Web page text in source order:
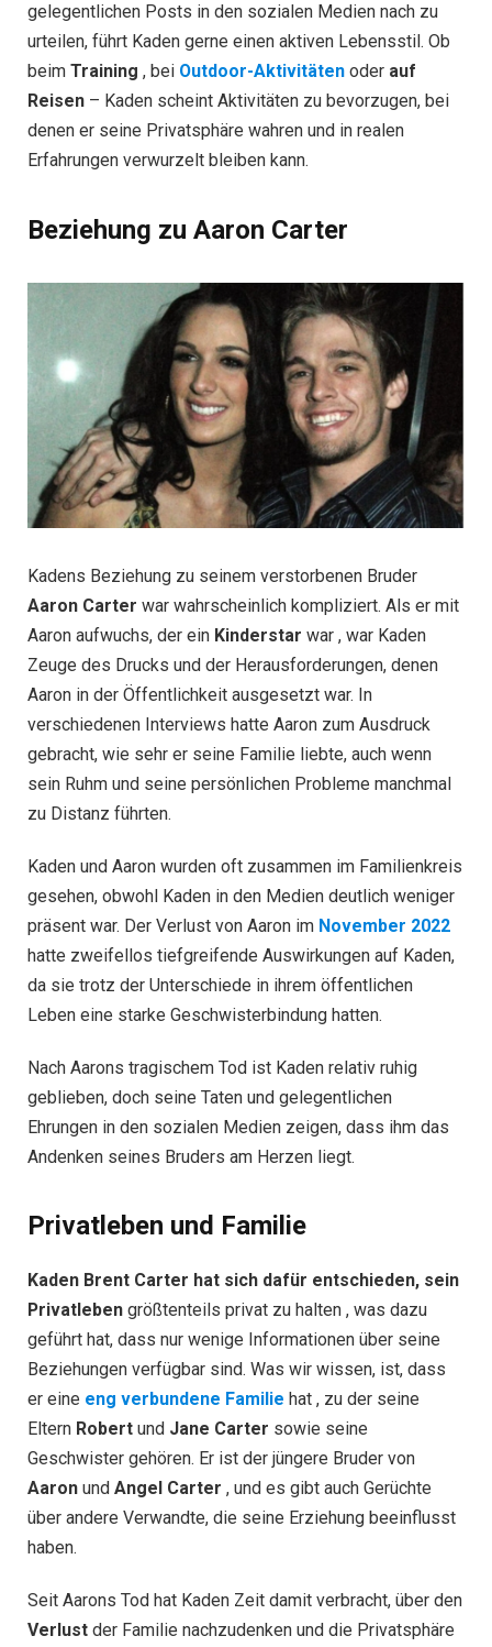
gelegentlichen Posts in den sozialen Medien nach zu
urteilen, führt Kaden gerne einen aktiven Lebensstil. Ob
beim Training , bei Outdoor-Aktivitäten oder auf
Reisen – Kaden scheint Aktivitäten zu bevorzugen, bei
denen er seine Privatsphäre wahren und in realen
Erfahrungen verwurzelt bleiben kann.
Beziehung zu Aaron Carter
Kadens Beziehung zu seinem verstorbenen Bruder
Aaron Carter war wahrscheinlich kompliziert. Als er mit
Aaron aufwuchs, der ein Kinderstar war , war Kaden
Zeuge des Drucks und der Herausforderungen, denen
Aaron in der Öffentlichkeit ausgesetzt war. In
verschiedenen Interviews hatte Aaron zum Ausdruck
gebracht, wie sehr er seine Familie liebte, auch wenn
sein Ruhm und seine persönlichen Probleme manchmal
zu Distanz führten.
Kaden und Aaron wurden oft zusammen im Familienkreis
gesehen, obwohl Kaden in den Medien deutlich weniger
präsent war. Der Verlust von Aaron im November 2022
hatte zweifellos tiefgreifende Auswirkungen auf Kaden,
da sie trotz der Unterschiede in ihrem öffentlichen
Leben eine starke Geschwisterbindung hatten.
Nach Aarons tragischem Tod ist Kaden relativ ruhig
geblieben, doch seine Taten und gelegentlichen
Ehrungen in den sozialen Medien zeigen, dass ihm das
Andenken seines Bruders am Herzen liegt.
Privatleben und Familie
Kaden Brent Carter hat sich dafür entschieden, sein
Privatleben größtenteils privat zu halten , was dazu
geführt hat, dass nur wenige Informationen über seine
Beziehungen verfügbar sind. Was wir wissen, ist, dass
er eine eng verbundene Familie hat , zu der seine
Eltern Robert und Jane Carter sowie seine
Geschwister gehören. Er ist der jüngere Bruder von
Aaron und Angel Carter , und es gibt auch Gerüchte
über andere Verwandte, die seine Erziehung beeinflusst
haben.
Seit Aarons Tod hat Kaden Zeit damit verbracht, über den
Verlust der Familie nachzudenken und die Privatsphäre